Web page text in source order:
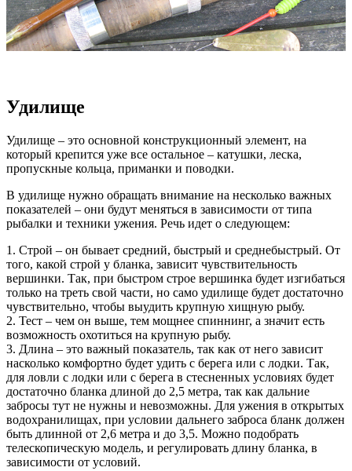
Удилище
Удилище – это основной конструкционный элемент, на
который крепится уже все остальное – катушки, леска,
пропускные кольца, приманки и поводки.
В удилище нужно обращать внимание на несколько важных
показателей – они будут меняться в зависимости от типа
рыбалки и техники ужения. Речь идет о следующем:
1. Строй – он бывает средний, быстрый и среднебыстрый. От
того, какой строй у бланка, зависит чувствительность
вершинки. Так, при быстром строе вершинка будет изгибаться
только на треть свой части, но само удилище будет достаточно
чувствительно, чтобы выудить крупную хищную рыбу.
2. Тест – чем он выше, тем мощнее спиннинг, а значит есть
возможность охотиться на крупную рыбу.
3. Длина – это важный показатель, так как от него зависит
насколько комфортно будет удить с берега или с лодки. Так,
для ловли с лодки или с берега в стесненных условиях будет
достаточно бланка длиной до 2,5 метра, так как дальние
забросы тут не нужны и невозможны. Для ужения в открытых
водохранилищах, при условии дальнего заброса бланк должен
быть длинной от 2,6 метра и до 3,5. Можно подобрать
телескопическую модель, и регулировать длину бланка, в
зависимости от условий.